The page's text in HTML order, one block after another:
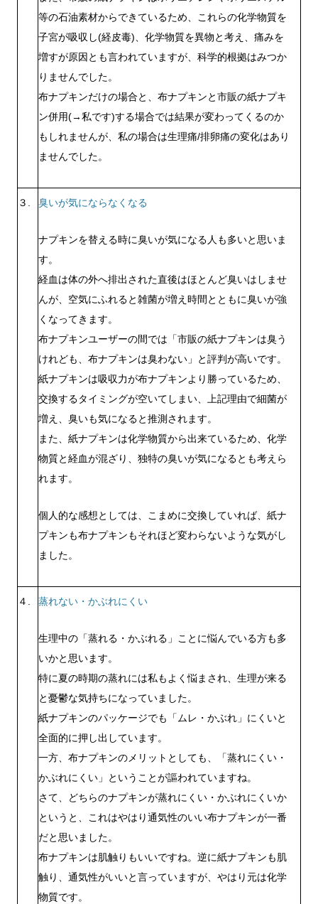
等の石油素材からできているため、これらの化学物質を
子宮が吸収し(経皮毒)、化学物質を異物と考え、痛みを
増すが原因とも言われていますが、科学的根拠はみつか
りませんでした。
布ナプキンだけの場合と、布ナプキンと市販の紙ナプキ
ン併用(→私です)する場合では結果が変わってくるのか
もしれませんが、私の場合は生理痛/排卵痛の変化はあり
ませんでした。
３. 臭いが気にならなくなる
ナプキンを替える時に臭いが気になる人も多いと思いま
す。
経血は体の外へ排出された直後はほとんど臭いはしませ
んが、空気にふれると雑菌が増え時間とともに臭いが強
くなってきます。
布ナプキンユーザーの間では 「市販の紙ナプキンは臭う
けれども、布ナプキンは臭わない」
と評判が高いです。
紙ナプキンは吸収力が布ナプキンより勝っているため、
交換するタイミングが空いてしまい、上記理由で細菌が
増え、臭いも気になると推測されます。
また、紙ナプキンは化学物質から出来ているため、化学
物質と経血が混ざり、独特の臭いが気になるとも考えら
れます。
個人的な感想としては、こまめに交換していれば、紙ナ
プキンも布ナプキンもそれほど変わらないような気がし
ました。
４. 蒸れない・かぶれにくい
生理中の「蒸れる・かぶれる」ことに悩んでいる方も多
いかと思います。
特に夏の時期の蒸れには私もよく悩まされ、生理が来る
と憂鬱な気持ちになっていました。
紙ナプキンのパッケージでも
「ムレ・かぶれ」にくいと
全面的に押し出しています。
一方、布ナプキンのメリットとしても、「蒸れにくい・
かぶれにくい」ということが謳われていますね。
さて、どちらのナプキンが蒸れにくい・かぶれにくいか
というと、これはやはり通気性のいい布ナプキンが一番
だと思いました。
布ナプキンは肌触りもいいですね。逆に紙ナプキンも肌
触り、通気性がいいと言っていますが、やはり元は化学
物質です。